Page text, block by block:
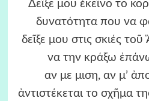
Δεῖξε μου ἐκεῖνο το
δυνατότητα που να
δεῖξε μου στις σκιές
να την κράξω
αν με μιση, αν μ’
ἀντιστέκεται το σχῆμα